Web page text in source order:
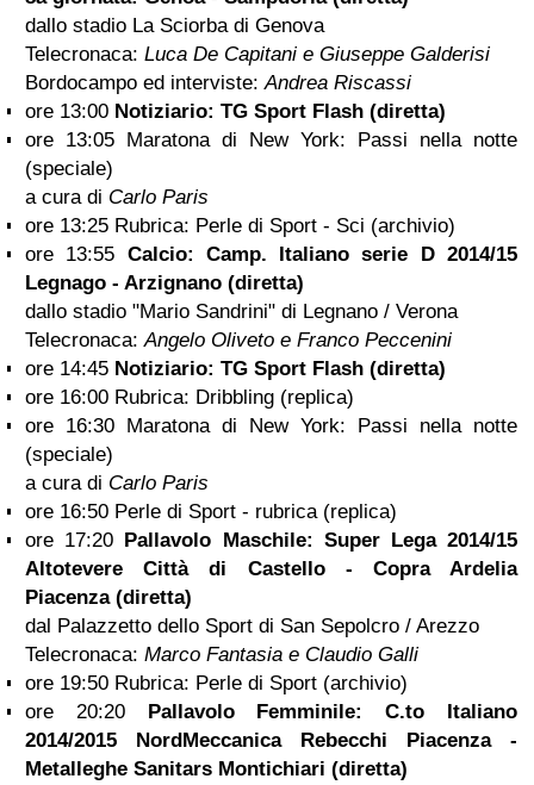
dallo stadio La Sciorba di Genova
Telecronaca: Luca De Capitani e Giuseppe Galderisi
Bordocampo ed interviste:Andrea Riscassi
ore 13:00 Notiziario: TG Sport Flash (diretta)
ore 13:05 Maratona di New York: Passi nella notte
(speciale)
a cura di Carlo Paris
ore 13:25 Rubrica: Perle di Sport - Sci (archivio)
ore 13:55 Calcio: Camp. Italiano serie D 2014/15
Legnago - Arzignano (diretta)
dallo stadio "Mario Sandrini" di Legnano / Verona
Telecronaca:Angelo Oliveto e Franco Peccenini
ore 14:45 Notiziario: TG Sport Flash (diretta)
ore 16:00 Rubrica: Dribbling (replica)
ore 16:30 Maratona di New York: Passi nella notte
(speciale)
a cura di Carlo Paris
ore 16:50 Perle di Sport - rubrica (replica)
ore 17:20 Pallavolo Maschile: Super Lega 2014/15
Altotevere Città di Castello - Copra Ardelia
Piacenza (diretta)
dal Palazzetto dello Sport di San Sepolcro / Arezzo
Telecronaca: Marco Fantasia e Claudio Galli
ore 19:50 Rubrica: Perle di Sport (archivio)
ore 20:20Pallavolo Femminile: C.to Italiano
2014/2015 NordMeccanica Rebecchi Piacenza -
Metalleghe Sanitars Montichiari (diretta)